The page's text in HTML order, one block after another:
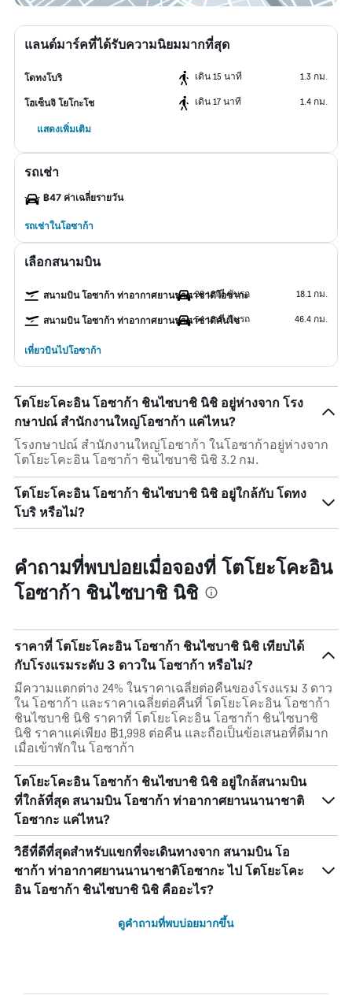
แลนด์มาร์คที่ได้รับความนิยมมากที่สุด
โดทงโบริ เดิน 15 นาที 1.3 กม.
โฮเซ็นจิ โยโกะโช เดิน 17 นาที 1.4 กม.
แสดงเพิ่มเติม
รถเช่า
฿47 ค่าเฉลี่ยรายวัน
รถเช่าในโอซาก้า
เลือกสนามบิน
สนามบิน โอซาก้า ท่าอากาศยานนานาชาติโอซากะ
28 นาที ขับรถ 18.1 กม.
สนามบิน โอซาก้า ท่าอากาศยานนานาชาติคันไซ
54 นาที ขับรถ 46.4 กม.
เที่ยวบินไปโอซาก้า
โตโยะโคะอิน โอซาก้า ชินไซบาชิ นิชิ อยู่ห่างจาก โรง
กษาปณ์ สำนักงานใหญ่โอซาก้า แค่ไหน?
โรงกษาปณ์ สำนักงานใหญ่โอซาก้า ในโอซาก้าอยู่ห่างจาก
โตโยะโคะอิน โอซาก้า ชินไซบาชิ นิชิ 3.2 กม.
โตโยะโคะอิน โอซาก้า ชินไซบาชิ นิชิ อยู่ใกล้กับ โดทง
โบริ หรือไม่?
คำถามที่พบบ่อยเมื่อจองที่ โตโยะโคะอิน
โอซาก้า ชินไซบาชิ นิชิ
ราคาที่ โตโยะโคะอิน โอซาก้า ชินไซบาชิ นิชิ เทียบได้
กับโรงแรมระดับ 3 ดาวใน โอซาก้า หรือไม่?
มีความแตกต่าง 24% ในราคาเฉลี่ยต่อคืนของโรงแรม 3 ดาว
ใน โอซาก้า และราคาเฉลี่ยต่อคืนที่ โตโยะโคะอิน โอซาก้า
ชินไซบาชิ นิชิ ราคาที่ โตโยะโคะอิน โอซาก้า ชินไซบาชิ
นิชิ ราคาแค่เพียง ฿1,998 ต่อคืน และถือเป็นข้อเสนอที่ดีมาก
เมื่อเข้าพักใน โอซาก้า
โตโยะโคะอิน โอซาก้า ชินไซบาชิ นิชิ อยู่ใกล้สนามบิน
ที่ใกล้ที่สุด สนามบิน โอซาก้า ท่าอากาศยานนานาชาติ
โอซากะ แค่ไหน?
วิธีที่ดีที่สุดสำหรับแขกที่จะเดินทางจาก สนามบิน โอ
ซาก้า ท่าอากาศยานนานาชาติโอซากะ ไป โตโยะโคะ
อิน โอซาก้า ชินไซบาชิ นิชิ คืออะไร?
ดูคำถามที่พบบ่อยมากขึ้น